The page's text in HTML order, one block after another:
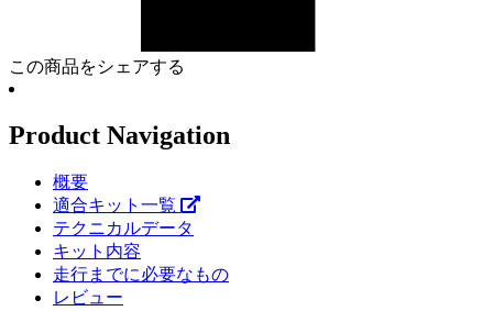
この商品をシェアする
Product Navigation
概要
適合キット一覧
テクニカルデータ
キット内容
走行までに必要なもの
レビュー